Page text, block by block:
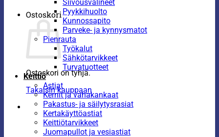
Ostoskori
Ostoskori on tyhjä.
Takaisin kauppaan
Siivousvälineet
Pyykkihuolto
Kunnossapito
Parveke- ja kynnysmatot
Pienrauta
Työkalut
Sähkötarvikkeet
Turvatuotteet
Keittiö
Astiat
Kernit ja vahakankaat
Pakastus- ja säilytysrasiat
Kertakäyttöastiat
Keittiötarvikkeet
Juomapullot ja vesiastiat